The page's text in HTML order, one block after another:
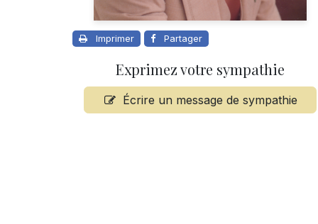
Imprimer Partager
Exprimez votre sympathie
Écrire un message de sympathie